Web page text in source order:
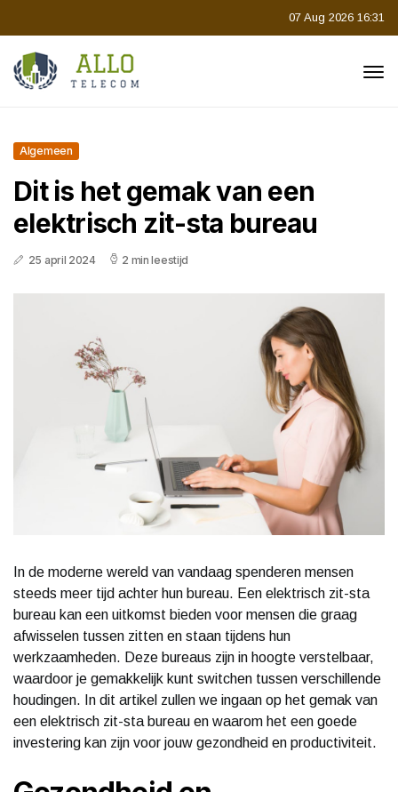
07 Aug 2026 16:31
Algemeen
Dit is het gemak van een
elektrisch zit-sta bureau
25 april 2024 2 min leestijd
In de moderne wereld van vandaag spenderen mensen
steeds meer tijd achter hun bureau. Een elektrisch zit-sta
bureau kan een uitkomst bieden voor mensen die graag
afwisselen tussen zitten en staan tijdens hun
werkzaamheden. Deze bureaus zijn in hoogte verstelbaar,
waardoor je gemakkelijk kunt switchen tussen verschillende
houdingen. In dit artikel zullen we ingaan op het gemak van
een elektrisch zit-sta bureau en waarom het een goede
investering kan zijn voor jouw gezondheid en productiviteit.